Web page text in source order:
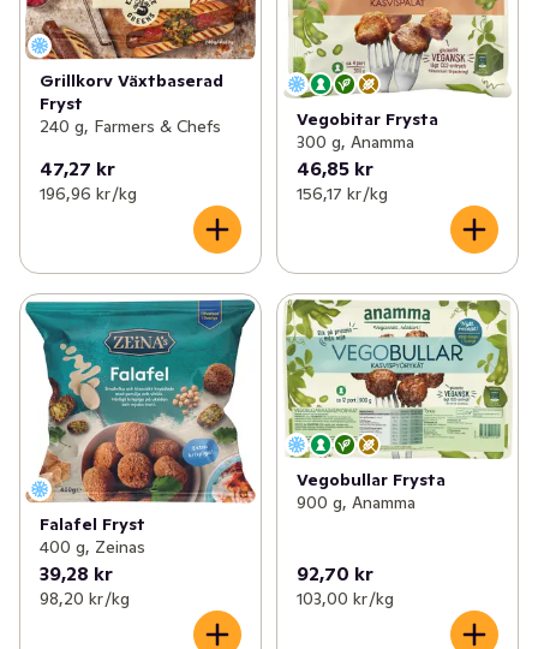
Grillkorv Växtbaserad
Fryst
240 g, Farmers & Chefs
47,27 kr
196,96 kr /kg
Vegobitar Frysta
300 g, Anamma
46,85 kr
156,17 kr /kg
Falafel Fryst
400 g, Zeinas
39,28 kr
98,20 kr /kg
Vegobullar Frysta
900 g, Anamma
92,70 kr
103,00 kr /kg